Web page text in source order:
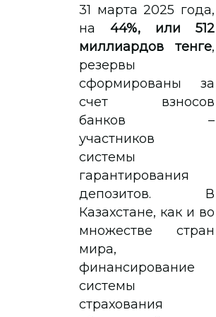
31 марта 2025 года,
на 44%, или 512
миллиардов тенге,
резервы
сформированы за
счет взносов
банков –
участников
системы
гарантирования
депозитов. В
Казахстане, как и во
множестве стран
мира,
финансирование
системы
страхования